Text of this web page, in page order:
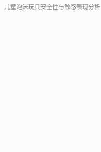
儿童泡沫玩具安全性与触感表现分析